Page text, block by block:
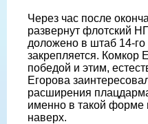
Через час после
развернут флотский
доложено в штаб 14-
закрепляется. Комкор
победой и этим,
Егорова
расширения
именно в такой
наверх.